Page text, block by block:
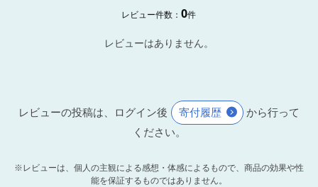
レビュー件数：0件
レビューはありません。
レビューの投稿は、ログイン後 寄付履歴
から行って
ください。
※レビューは、個人の主観による感想・体感によるもので、商品の効果や性
能を保証するものではありません。